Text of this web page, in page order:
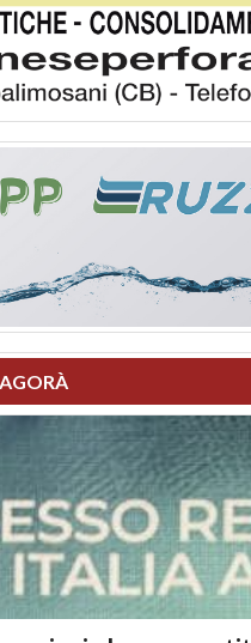
AGORÀ